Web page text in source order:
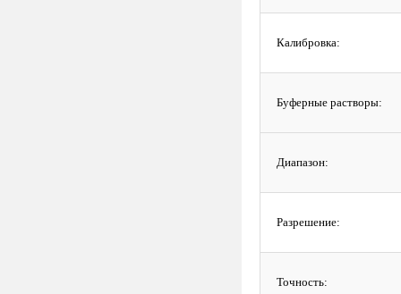
Калибровка:
Буферные растворы:
Диапазон:
Разрешение:
Точность: